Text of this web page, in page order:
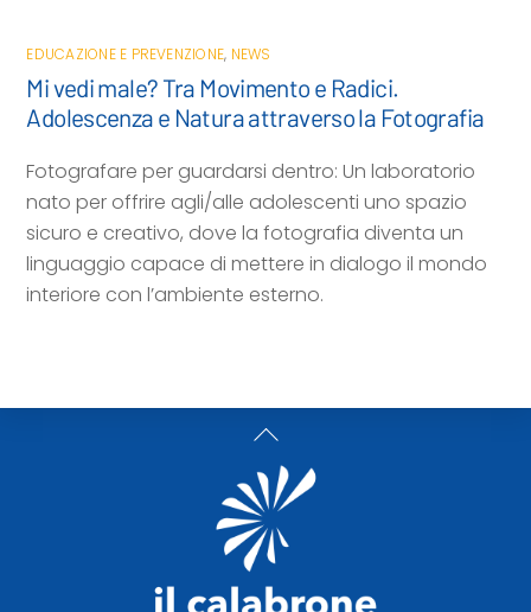
EDUCAZIONE E PREVENZIONE, NEWS
Mi vedi male? Tra Movimento e Radici.
Adolescenza e Natura attraverso la Fotografia
Fotografare per guardarsi dentro: Un laboratorio
nato per offrire agli/alle adolescenti uno spazio
sicuro e creativo, dove la fotografia diventa un
linguaggio capace di mettere in dialogo il mondo
interiore con l’ambiente esterno.
Back
To
Top